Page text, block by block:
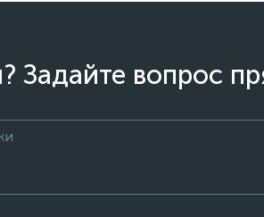
Задайте вопрос